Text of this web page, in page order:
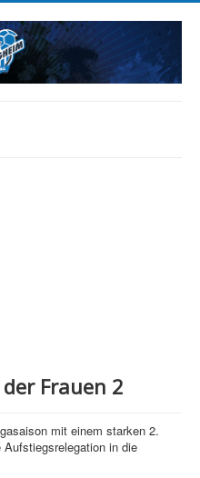
Frauen 2
mit einem starken 2.
in die